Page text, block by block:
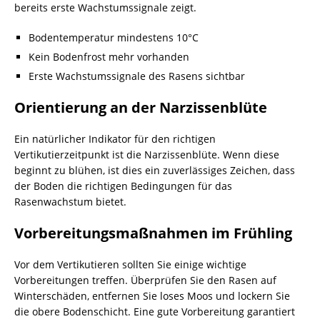
bereits erste Wachstumssignale zeigt.
Bodentemperatur mindestens 10°C
Kein Bodenfrost mehr vorhanden
Erste Wachstumssignale des Rasens sichtbar
Orientierung an der Narzissenblüte
Ein natürlicher Indikator für den richtigen
Vertikutierzeitpunkt ist die Narzissenblüte. Wenn diese
beginnt zu blühen, ist dies ein zuverlässiges Zeichen, dass
der Boden die richtigen Bedingungen für das
Rasenwachstum bietet.
Vorbereitungsmaßnahmen im Frühling
Vor dem Vertikutieren sollten Sie einige wichtige
Vorbereitungen treffen. Überprüfen Sie den Rasen auf
Winterschäden, entfernen Sie loses Moos und lockern Sie
die obere Bodenschicht. Eine gute Vorbereitung garantiert